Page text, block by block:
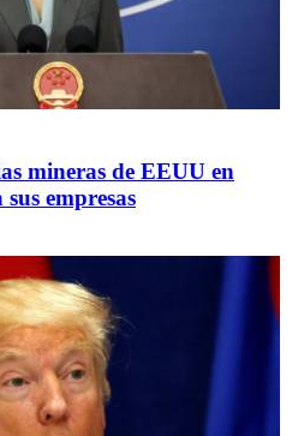
mineras de EEUU en
empresas